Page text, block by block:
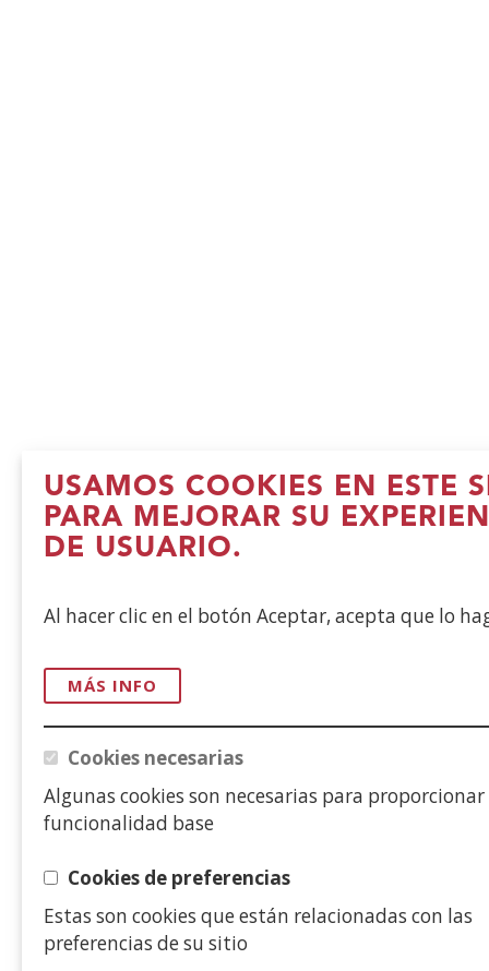
USAMOS COOKIES EN ESTE
PARA MEJORAR SU
DE USUARIO.
Al hacer clic en el botón Aceptar, acepta que lo
MÁS INFO
Cookies necesarias
Algunas cookies son necesarias para
funcionalidad base
Cookies de preferencias
Estas son cookies que están relacionadas con las
preferencias de su sitio